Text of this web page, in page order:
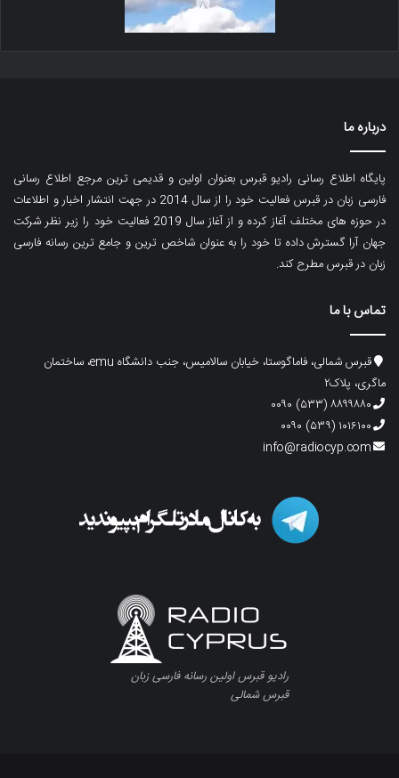
درباره ما
پایگاه اطلاع رسانی رادیو قبرس بعنوان اولین و قدیمی ترین مرجع اطلاع رسانی
فارسی زبان در قبرس فعالیت خود را از سال 2014 در جهت انتشار اخبار و اطلاعات
در حوزه های مختلف آغاز کرده و از آغاز سال 2019 فعالیت خود را زیر نظر شرکت
جهان آرا گسترش داده تا خود را به عنوان شاخص ترین و جامع ترین رسانه فارسی
زبان در قبرس مطرح کند.
تماس با ما
قبرس شمالی، فاماگوستا، خیابان سالامیس، جنب دانشگاه emu، ساختمان
ماگری، پلاک۲
۸۸۹۹۸۸۰ (۵۳۳) ۰۰۹۰
۱۰۱۶۱۰۰ (۵۳۹) ۰۰۹۰
info@radiocyp.com
رادیو قبرس اولین رسانه فارسی زبان
قبرس شمالی